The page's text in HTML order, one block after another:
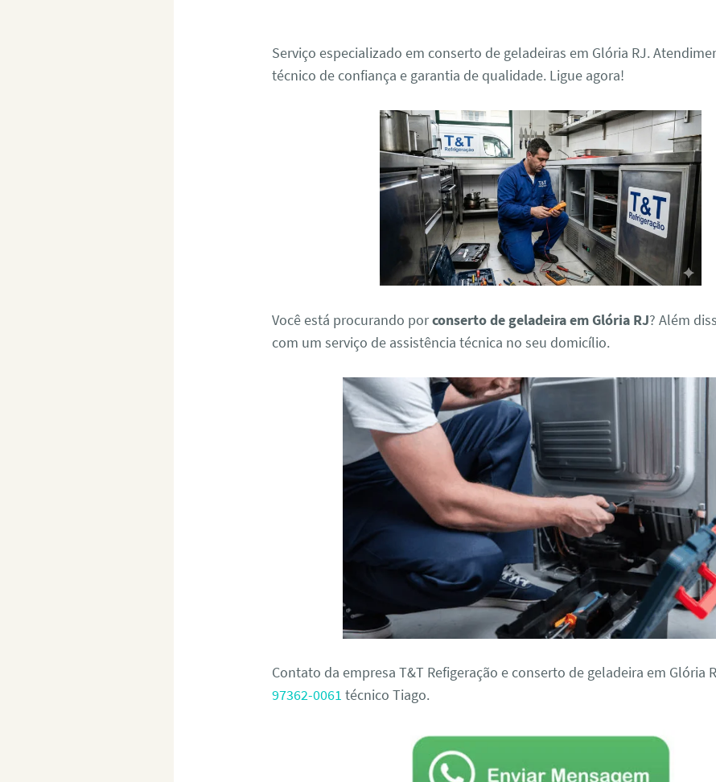
Serviço especializado em conserto de geladeiras em Glória RJ.
técnico de confiança e garantia de qualidade. Ligue agora!
Você está procurando porconserto de geladeira em Glória RJ? Além
com um serviço de assistência técnica no seu domicílio.
Contato da empresa T&T Refigeração e conserto de geladeira em Glória
97362-0061 técnico Tiago.